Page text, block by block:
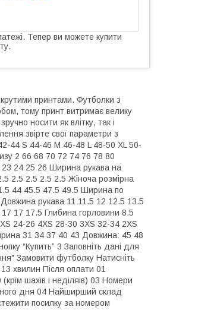
Тепер ви можете купити
принтами. Футболки з
тому принт витримає велику
носити як влітку, так і
звірте свої параметри з
44 S 44-46 M 46-48 L 48-50 XL 50-
2 66 68 70 72 74 76 78 80
24 25 26 Ширина рукава на
2.5 2.5 2.5 2.5 Жіноча розмірна
44 45.5 47.5 49.5 Ширина по
рукава 11 11.5 12 12.5 13.5
17 17.5 Глибина горловини 8.5
24-26 4XS 28-30 3XS 32-34 2XS
31 34 37 40 43 Довжина: 45 48
“Купить” 3 Заповніть дані для
Замовити футболку Натисніть
хвилин Після оплати 01
шахів і неділяів) 03 Номери
дня 04 Найширший склад
посилку за номером